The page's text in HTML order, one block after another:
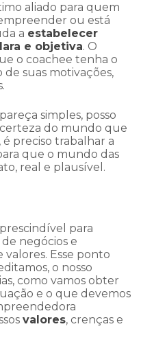
aliado para quem
ou está
a estabelecer
e objetiva. O
o coachee tenha o
suas motivações,
simples, posso
do mundo que
é preciso trabalhar a
que o mundo das
real e plausível.
para
negócios e
Esse ponto
o nosso
como vamos obter
e o que devemos
valores, crenças e